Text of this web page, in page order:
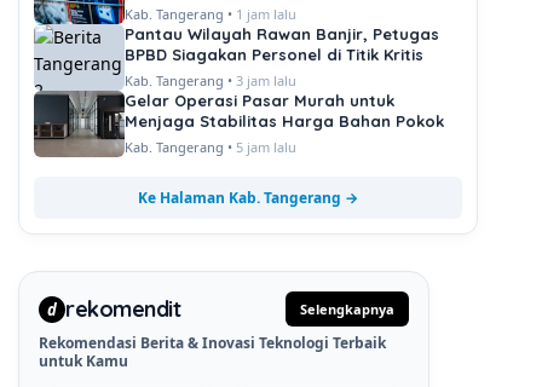
Kab. Tangerang • 1 jam lalu
Pantau Wilayah Rawan Banjir, Petugas
BPBD Siagakan Personel di Titik Kritis
Kab. Tangerang • 3 jam lalu
Gelar Operasi Pasar Murah untuk
Menjaga Stabilitas Harga Bahan Pokok
Kab. Tangerang • 5 jam lalu
Ke Halaman Kab. Tangerang →
d rekomendit Selengkapnya
Rekomendasi Berita & Inovasi Teknologi Terbaik
untuk Kamu